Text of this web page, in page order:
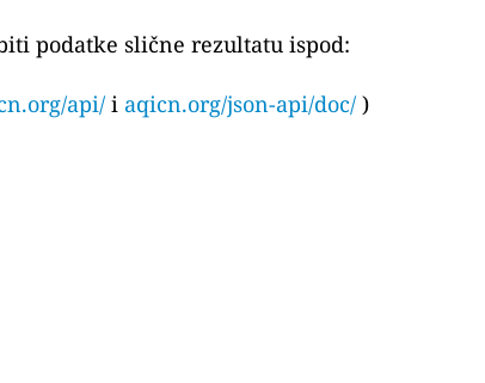
podatke slične rezultatu ispod:
api/ i aqicn.org/json-api/doc/ )